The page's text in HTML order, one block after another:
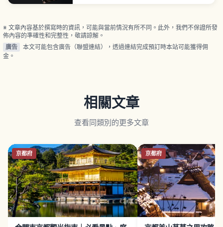
化財。
※ 文章內容基於撰寫時的資訊，可能與當前情況有所不同。此外，我們不保證所發
佈內容的準確性和完整性，敬請諒解。
廣告
本文可能包含廣告（聯盟連結），透過連結完成預訂時本站可能獲得佣
金。
相關文章
查看同類別的更多文章
京都府 京都府